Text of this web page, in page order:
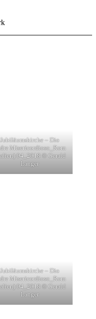
Jubiläumskirche – Dio
Misericordioso_Rom
04_2018 © Gerald
Langer
Jubiläumskirche – Dio
Misericordioso_Rom
04_2018 © Gerald
Langer